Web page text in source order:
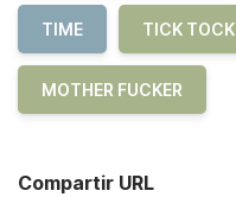
TIME TICK TOCK
MOTHER FUCKER
Compartir URL